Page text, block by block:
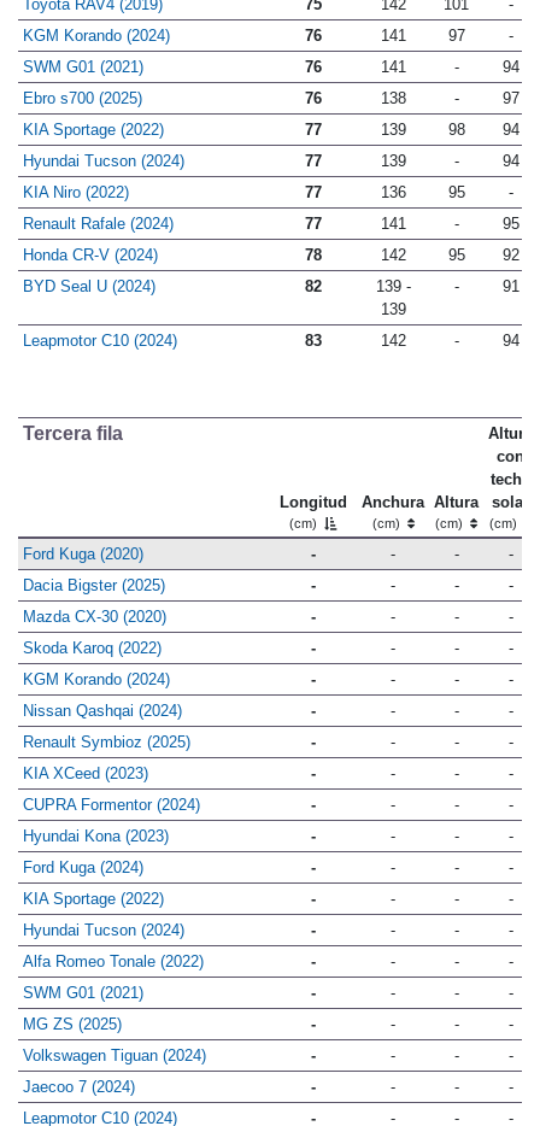
Toyota RAV4 (2019)
75 142 101
-
KGM Korando (2024)
76 141 97
-
SWM G01 (2021)
76 141 -
94
Ebro s700 (2025)
76 138 -
97
KIA Sportage (2022)
77 139 98
94
Hyundai Tucson (2024)
77 139 -
94
KIA Niro (2022)
77 136 95
-
Renault Rafale (2024)
77 141 -
95
Honda CR-V (2024)
78 142 95
92
139 -
139
Longitud
(cm)
Anchura
(cm)
Altura
(cm)
Altura
con
techo
solar
(cm)
Ford Kuga (2020) - - -
-
Dacia Bigster (2025)
- - -
-
Mazda CX-30 (2020)
- - -
-
Skoda Karoq (2022)
- - -
-
KGM Korando (2024)
- - -
-
Nissan Qashqai (2024)
- - -
-
Renault Symbioz (2025)
- - -
-
KIA XCeed (2023)
- - -
-
CUPRA Formentor (2024)
- - -
-
Hyundai Kona (2023)
- - -
-
Ford Kuga (2024)
- - -
-
KIA Sportage (2022)
- - -
-
Hyundai Tucson (2024)
- - -
-
Alfa Romeo Tonale (2022)
- - -
-
SWM G01 (2021)
- - -
-
MG ZS (2025)
- - -
-
Volkswagen Tiguan (2024)
- - -
-
Jaecoo 7 (2024)
- - -
-